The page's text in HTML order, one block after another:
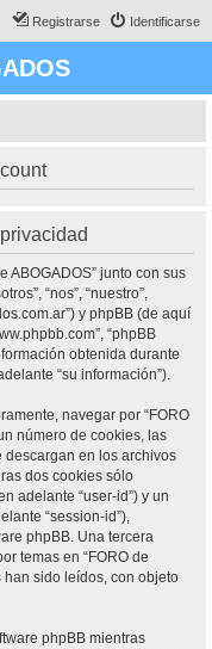
Identificarse
Registrarse
ABOGADOS” junto con sus
“nos”, “nuestro”,
y phpBB (de aquí
“phpBB
obtenida durante
“su información”).
navegar por “FORO
número de cookies, las
descargan en los archivos
dos cookies sólo
adelante “user-id”) y un
“session-id”),
phpBB. Una tercera
temas en “FORO de
han sido leídos, con objeto
phpBB mientras